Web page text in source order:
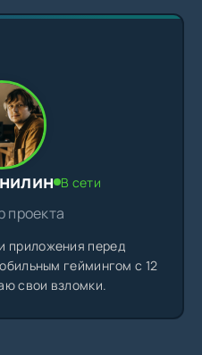
В сети
проекта
приложения перед
геймингом с 12
свои взломки.